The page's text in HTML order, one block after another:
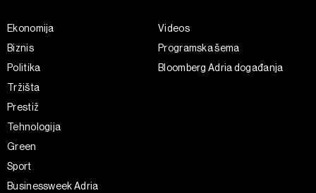
Ekonomija
Biznis
Politika
Tržišta
Prestiž
Tehnologija
Green
Sport
Businessweek Adria
Videos
Programska šema
Bloomberg Adria događanja